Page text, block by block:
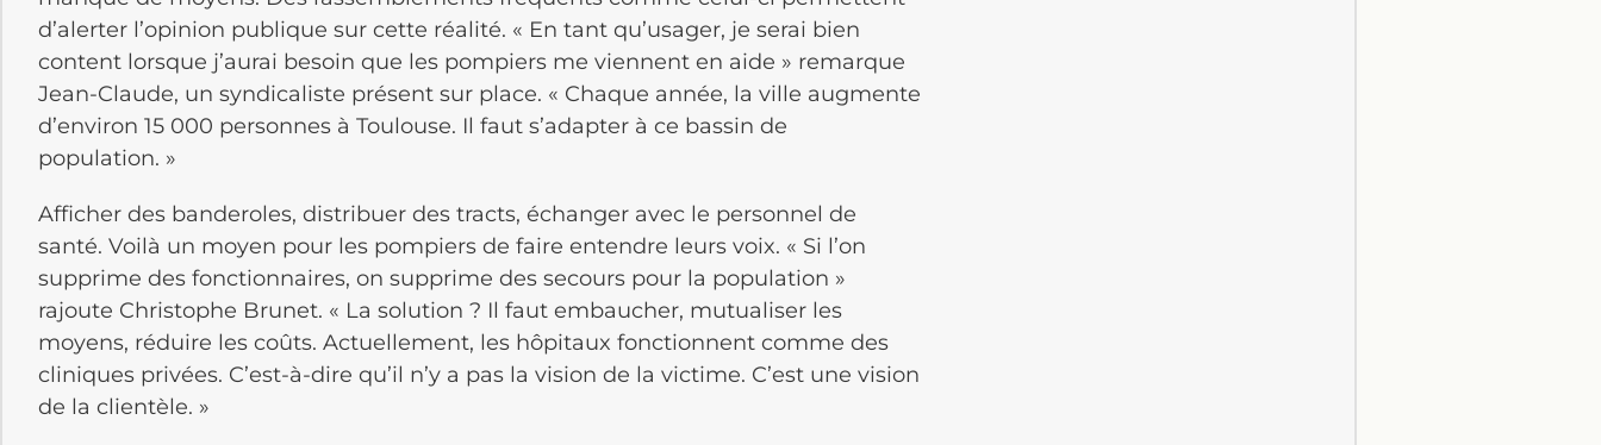
d’alerter l’opinion publique sur cette réalité. « En tant qu’usager, je serai bien
content lorsque j’aurai besoin que les pompiers me viennent en aide » remarque
Jean-Claude, un syndicaliste présent sur place. « Chaque année, la ville augmente
d’environ 15 000 personnes à Toulouse. Il faut s’adapter à ce bassin de
population. »
Afficher des banderoles, distribuer des tracts, échanger avec le personnel de
santé. Voilà un moyen pour les pompiers de faire entendre leurs voix. « Si l’on
supprime des fonctionnaires, on supprime des secours pour la population »
rajoute Christophe Brunet. « La solution ? Il faut embaucher, mutualiser les
moyens, réduire les coûts. Actuellement, les hôpitaux fonctionnent comme des
cliniques privées. C’est-à-dire qu’il n’y a pas la vision de la victime. C’est une vision
de la clientèle. »